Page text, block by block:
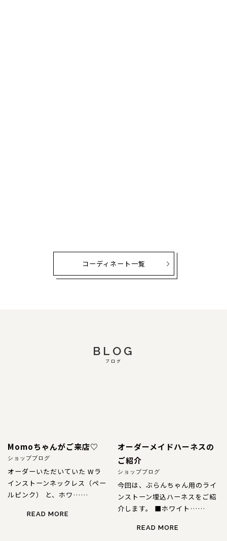
コーディネート一覧
BLOG
ブログ
Momoちゃんがご来店♡
ショップブログ
オーダーいただいていた Wラ
インストーンネックレス（ペー
ルピンク） と、ホワ……
READ MORE
オーダーメイドハーネスの
ご紹介
ショップブログ
今回は、ぶらんちゃん用のライ
ンストーン埋込ハーネスをご紹
介します。 ■ホワイト……
READ MORE